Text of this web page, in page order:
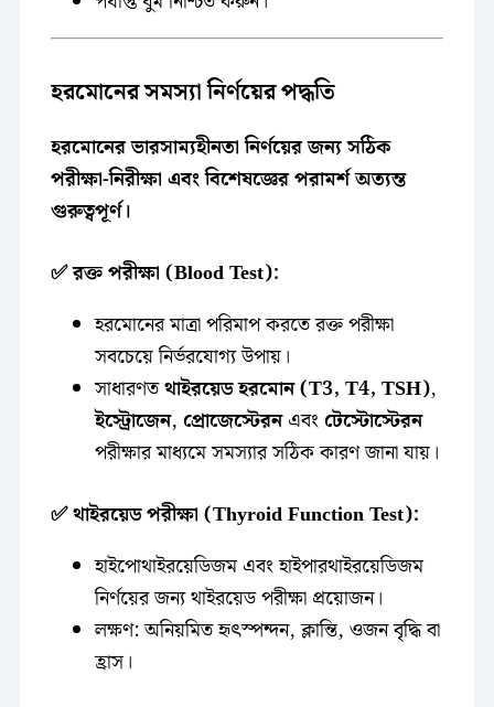
হরমোনের সমস্যা নির্ণয়ের পদ্ধতি
হরমোনের ভারসাম্যহীনতা নির্ণয়ের জন্য সঠিক
পরীক্ষা-নিরীক্ষা এবং বিশেষজ্ঞের পরামর্শ অত্যন্ত
গুরুত্বপূর্ণ।
✅ রক্ত পরীক্ষা (Blood Test):
হরমোনের মাত্রা পরিমাপ করতে রক্ত পরীক্ষা
সবচেয়ে নির্ভরযোগ্য উপায়।
সাধারণতথাইরয়েড হরমোন (T3, T4, TSH),
ইস্ট্রোজেন, প্রোজেস্টেরনএবংটেস্টোস্টেরন
পরীক্ষার মাধ্যমে সমস্যার সঠিক কারণ জানা যায়।
✅ থাইরয়েড পরীক্ষা (Thyroid Function Test):
হাইপোথাইরয়েডিজম এবং হাইপারথাইরয়েডিজম
নির্ণয়ের জন্য থাইরয়েড পরীক্ষা প্রয়োজন।
লক্ষণ: অনিয়মিত হৃৎস্পন্দন, ক্লান্তি, ওজন বৃদ্ধি বা
হ্রাস।